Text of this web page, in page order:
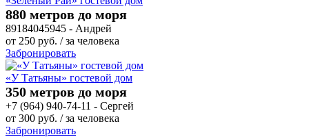
880 метров до моря
89184045945 - Андрей
от 250 руб. / за человека
Забронировать
«У Татьяны» гостевой дом
350 метров до моря
+7 (964) 940-74-11 - Сергей
от 300 руб. / за человека
Забронировать